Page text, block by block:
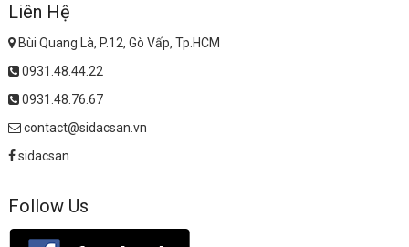
Liên Hệ
Bùi Quang Là, P.12, Gò Vấp, Tp.HCM
0931.48.44.22
0931.48.76.67
contact@sidacsan.vn
sidacsan
Follow Us